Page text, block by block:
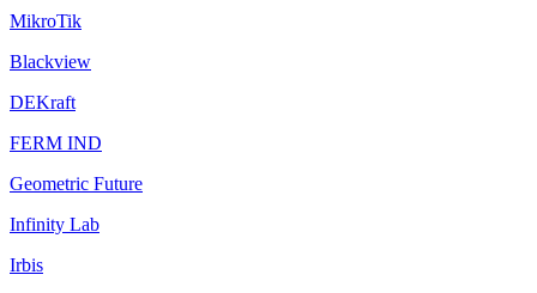
MikroTik
Blackview
DEKraft
FERM IND
Geometric Future
Infinity Lab
Irbis